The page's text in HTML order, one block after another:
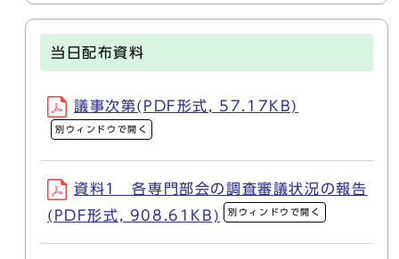
当日配布資料
議事次第(PDF形式, 57.17KB)
別ウィンドウで開く
資料1 各専門部会の調査審議状況の報告
(PDF形式, 908.61KB)
別ウィンドウで開く